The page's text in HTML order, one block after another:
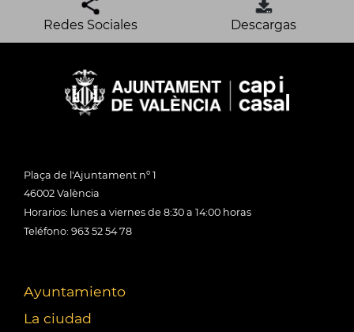
Redes Sociales Descargas
Plaça de l'Ajuntament nº 1
46002 València
Horarios: lunes a viernes de 8:30 a 14:00 horas
Teléfono: 963 52 54 78
Ayuntamiento
La ciudad